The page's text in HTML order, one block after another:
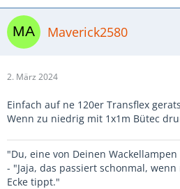
Maverick2580
2. März 2024
Einfach auf ne 120er Transflex
Wenn zu niedrig mit 1x1m Bütec
"Du, eine von Deinen
- "Jaja, das passiert schonmal,
Ecke tippt."